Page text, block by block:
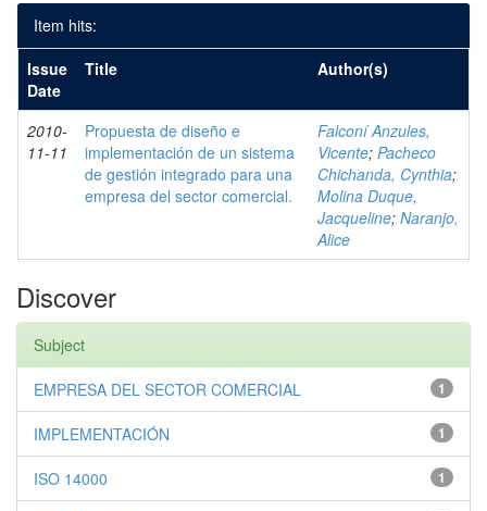
Item hits:
Issue
Date
Title Author(s)
2010-
11-11
Propuesta de diseño e
implementación de un sistema
de gestión integrado para una
empresa del sector comercial.
Falconí Anzules,
Vicente; Pacheco
Chichanda, Cynthia;
Molina Duque,
Jacqueline; Naranjo,
Alice
Discover
Subject
1
EMPRESA DEL SECTOR COMERCIAL
1
IMPLEMENTACIÓN
1
ISO 14000